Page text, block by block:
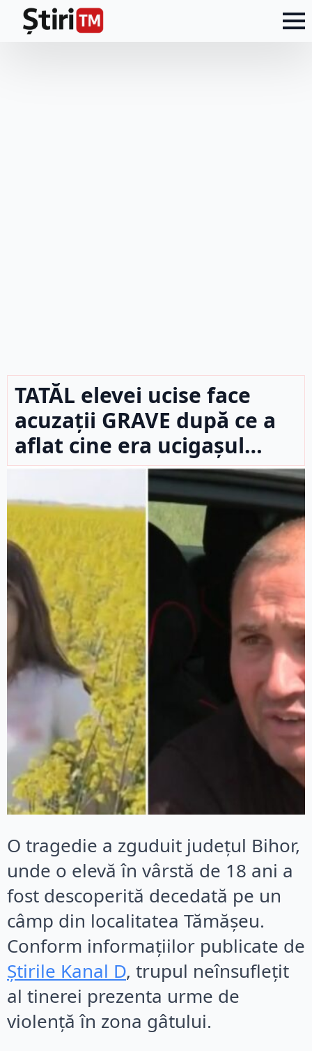
TATĂL elevei ucise face
acuzații GRAVE după ce a
aflat cine era ucigașul…
O tragedie a zguduit județul Bihor,
unde o elevă în vârstă de 18 ani a
fost descoperită decedată pe un
câmp din localitatea Tămășeu.
Conform informațiilor publicate de
Știrile Kanal D, trupul neînsuflețit
al tinerei prezenta urme de
violență în zona gâtului.